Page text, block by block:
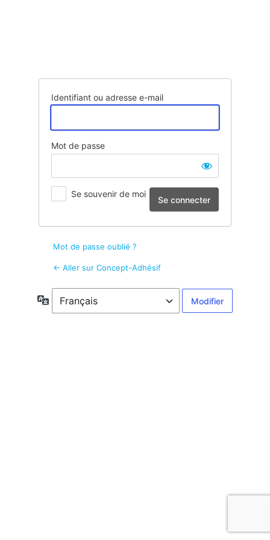
Identifiant ou adresse e-mail
Mot de passe
Se souvenir de moi
Mot de passe oublié ?
← Aller sur Concept-Adhésif
Langue